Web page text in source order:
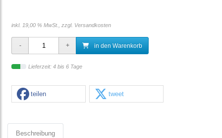
inkl. 19,00 % MwSt., zzgl. Versandkosten
in den Warenkorb
Lieferzeit: 4 bis 6 Tage
teilen tweet
Beschreibung